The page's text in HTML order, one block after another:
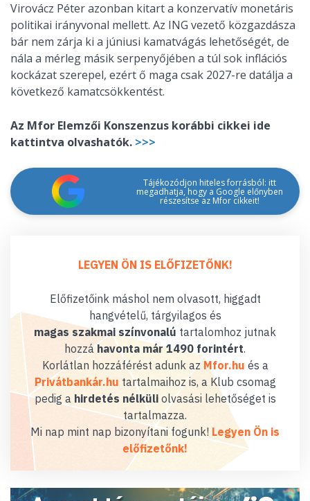
Virovácz Péter azonban kitart a konzervatív monetáris
politikai irányvonal mellett. Az ING vezető közgazdásza
bár nem zárja ki a júniusi kamatvágás lehetőségét, de
nála a mérleg másik serpenyőjében a túl sok inflációs
kockázat szerepel, ezért ő maga csak 2027-re datálja a
következő kamatcsökkentést.
Az Mfor Elemzői Konszenzus korábbi cikkei ide
kattintva olvashatók. >>>
Tájékozódjon hiteles forrásból: itt
megadhatja, hogy a Google előnyben
részesítse az Mfor cikkeit!
LEGYEN ÖN IS ELŐFIZETŐNK!
Előfizetőink máshol nem olvasott, higgadt
hangvételű, tárgyilagos és
magas szakmai színvonalú tartalomhoz jutnak
hozzáhavonta már 1490 forintért.
Korlátlan hozzáférést adunk az Mfor.hu és a
Privátbankár.hu tartalmaihoz is, a Klub csomag
pedig a hirdetés nélküliolvasási lehetőséget is
tartalmazza.
Mi nap mint nap bizonyítani fogunk! Legyen Ön is
előfizetőnk!